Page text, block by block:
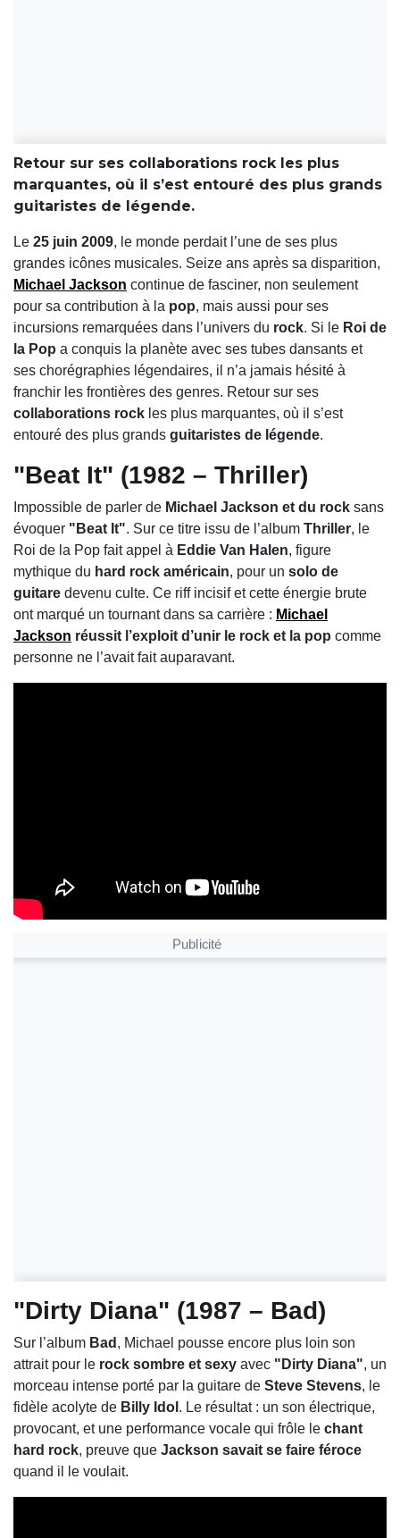
Retour sur ses collaborations rock les plus
marquantes, où il s’est entouré des plus grands
guitaristes de légende.
Le 25 juin 2009, le monde perdait l’une de ses plus
grandes icônes musicales. Seize ans après sa disparition,
Michael Jackson continue de fasciner, non seulement
pour sa contribution à la pop, mais aussi pour ses
incursions remarquées dans l’univers du rock. Si le Roi de
la Pop a conquis la planète avec ses tubes dansants et
ses chorégraphies légendaires, il n’a jamais hésité à
franchir les frontières des genres. Retour sur ses
collaborations rock les plus marquantes, où il s’est
entouré des plus grands guitaristes de légende.
"Beat It" (1982 – Thriller)
Impossible de parler de Michael Jackson et du rock sans
évoquer "Beat It". Sur ce titre issu de l’album Thriller, le
Roi de la Pop fait appel à Eddie Van Halen, figure
mythique du hard rock américain, pour un solo de
guitare devenu culte. Ce riff incisif et cette énergie brute
ont marqué un tournant dans sa carrière : Michael
Jackson réussit l’exploit d’unir le rock et la pop comme
personne ne l’avait fait auparavant.
Publicité
"Dirty Diana" (1987 – Bad)
Sur l’album Bad , Michael pousse encore plus loin son
attrait pour le rock sombre et sexy avec "Dirty Diana", un
morceau intense porté par la guitare de Steve Stevens, le
fidèle acolyte de Billy Idol . Le résultat : un son électrique,
provocant, et une performance vocale qui frôle le chant
hard rock, preuve que Jackson savait se faire féroce
quand il le voulait.